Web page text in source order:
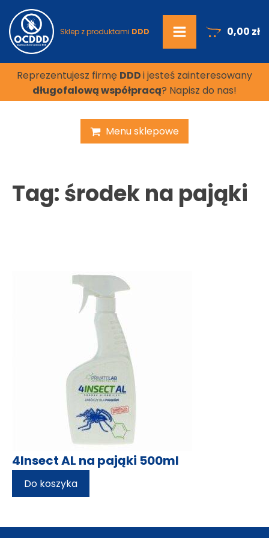
Sklep z produktami DDD 0,00 zł
Reprezentujesz firmę DDDi jesteś zainteresowany
długofalową współpracą? Napisz do nas!
Menu sklepowe
Tag:środek na pająki
4Insect AL na pająki 500ml
Do koszyka